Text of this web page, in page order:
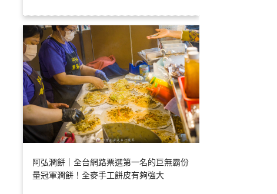
阿弘潤餅｜全台網路票選第一名的巨無霸份
量冠軍潤餅！全麥手工餅皮有夠強大